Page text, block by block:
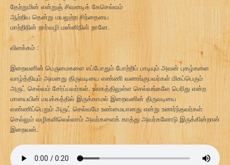
தேற்றுமின் என்றுஞ் சிவனடிக் கேசெல்வம்
ஆற்றிய தென்று மயலுற்ற சிந்தையை
மாற்றிநின் றார்வழி மன்னிநின் றானே.
விளக்கம் :
இறைவனின் பெருமைகளை எப்போதும் போற்றிப் பாடியும் அவன் புகழ்களை
வாழ்த்தியும் அவனது திருவடியை எண்ணி வணங்குபவர்கள் மிகப்பெரும்
அருட் செல்வம் சேர்ப்பவர்கள். உலகத்திலுள்ள செல்வங்களே பெரிது என்ற
மாயையின் மயக்கத்தில் இருக்காமல் இறைவனின் திருவடியை
எண்ணிப்பெறும் அருட் செல்வமே உண்மையானது என்று உணர்ந்தவர்கள்
செல்லும் வழிகளிலெல்லாம் அவர்களைக் காத்து அவர்களோடு இருக்கின்றான்
இறைவன்.